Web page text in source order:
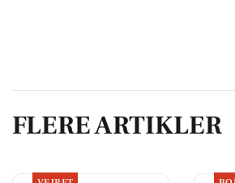
FLERE ARTIKLER